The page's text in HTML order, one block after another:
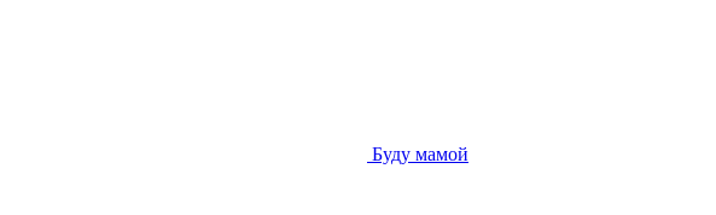
Буду мамой